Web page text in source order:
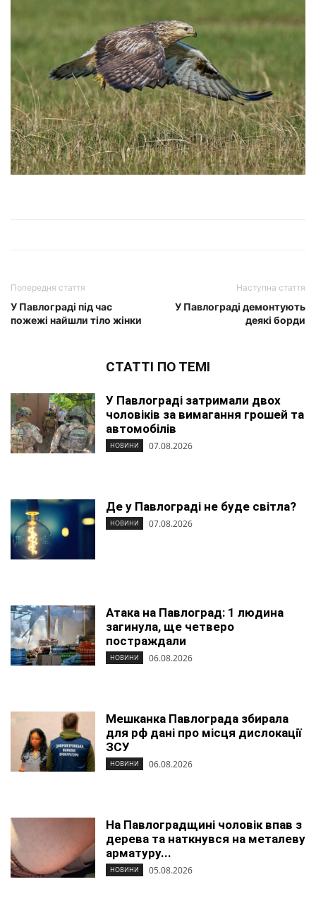
Попередня стаття
У Павлограді під час
пожежі найшли тіло жінки
Наступна стаття
У Павлограді демонтують
деякі борди
СТАТТІ ПО ТЕМІ
У Павлограді затримали двох
чоловіків за вимагання грошей та
автомобілів
НОВИНИ 07.08.2026
Де у Павлограді не буде світла?
НОВИНИ 07.08.2026
Атака на Павлоград: 1 людина
загинула, ще четверо
постраждали
НОВИНИ 06.08.2026
Мешканка Павлограда збирала
для рф дані про місця дислокації
ЗСУ
НОВИНИ 06.08.2026
На Павлоградщині чоловік впав з
дерева та наткнувся на металеву
арматуру...
НОВИНИ 05.08.2026